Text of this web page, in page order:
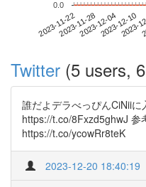
2023-11-222023-11-282023-12-042023-12-10
2023-
0.0
Twitter (5 users,
誰だよデラべっぴんCiNiiに
https://t.co/8Fxzd5ghwJ 参
https://t.co/ycowRr8teK
2023-12-20 18:40:19